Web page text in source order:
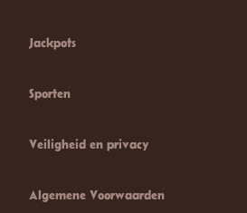
Jackpots
Sporten
Veiligheid en privacy
Algemene Voorwaarden